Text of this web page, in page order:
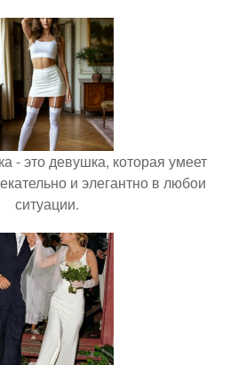
- это девушка, которая умеет
и элегантно в любои
ситуации.